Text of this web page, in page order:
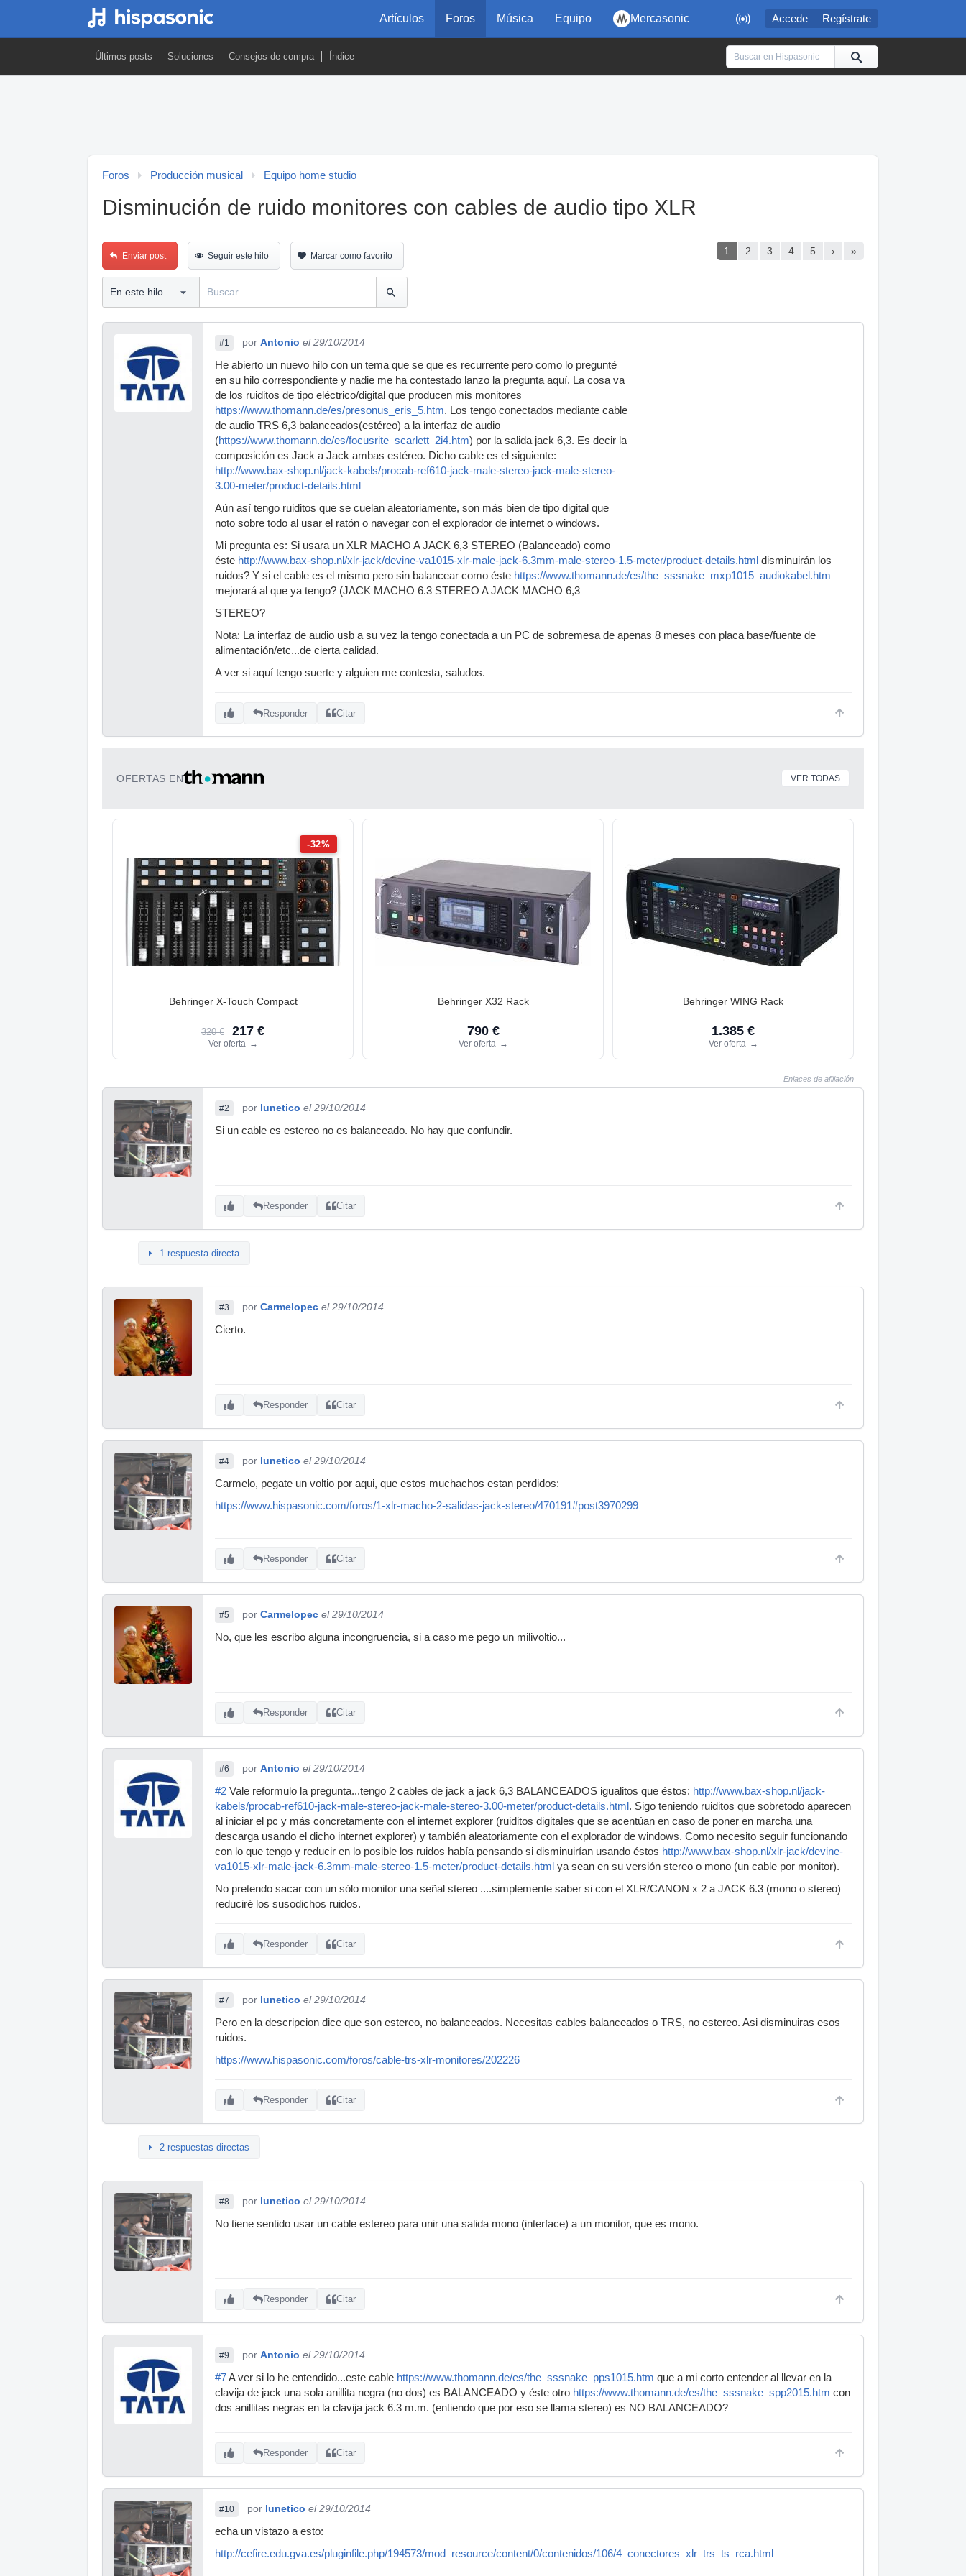
 Accede Regístrate
Artículos Foros Música Equipo Mercasonic
Últimos posts Soluciones Consejos de compra Índice
Foros Producción musical Equipo home studio
Disminución de ruido monitores con cables de audio tipo XLR
1 2 3 4 5 › »
Enviar post Seguir este hilo Marcar como favorito
#1 por Antonio el 29/10/2014
He abierto un nuevo hilo con un tema que se que es recurrente pero como lo pregunté
en su hilo correspondiente y nadie me ha contestado lanzo la pregunta aquí. La cosa va
de los ruiditos de tipo eléctrico/digital que producen mis monitores
https://www.thomann.de/es/presonus_eris_5.htm. Los tengo conectados mediante cable
de audio TRS 6,3 balanceados(estéreo) a la interfaz de audio
(https://www.thomann.de/es/focusrite_scarlett_2i4.htm) por la salida jack 6,3. Es decir la
composición es Jack a Jack ambas estéreo. Dicho cable es el siguiente:
http://www.bax-shop.nl/jack-kabels/procab-ref610-jack-male-stereo-jack-male-stereo-
3.00-meter/product-details.html
Aún así tengo ruiditos que se cuelan aleatoriamente, son más bien de tipo digital que
noto sobre todo al usar el ratón o navegar con el explorador de internet o windows.
Mi pregunta es: Si usara un XLR MACHO A JACK 6,3 STEREO (Balanceado) como
éste http://www.bax-shop.nl/xlr-jack/devine-va1015-xlr-male-jack-6.3mm-male-stereo-1.5-meter/product-details.html disminuirán los
ruidos? Y si el cable es el mismo pero sin balancear como éste https://www.thomann.de/es/the_sssnake_mxp1015_audiokabel.htm
mejorará al que ya tengo? (JACK MACHO 6.3 STEREO A JACK MACHO 6,3
STEREO?
Nota: La interfaz de audio usb a su vez la tengo conectada a un PC de sobremesa de apenas 8 meses con placa base/fuente de
alimentación/etc...de cierta calidad.
A ver si aquí tengo suerte y alguien me contesta, saludos.
Responder Citar
OFERTAS EN VER TODAS
-32%
Behringer X-Touch Compact
320 € 217 €
Ver oferta →
Behringer X32 Rack
790 €
Ver oferta →
Behringer WING Rack
1.385 €
Ver oferta →
Enlaces de afiliación
#2 por lunetico el 29/10/2014
Si un cable es estereo no es balanceado. No hay que confundir.
Responder Citar
1 respuesta directa
#3 por Carmelopec el 29/10/2014
Cierto.
Responder Citar
#4 por lunetico el 29/10/2014
Carmelo, pegate un voltio por aqui, que estos muchachos estan perdidos:
https://www.hispasonic.com/foros/1-xlr-macho-2-salidas-jack-stereo/470191#post3970299
Responder Citar
#5 por Carmelopec el 29/10/2014
No, que les escribo alguna incongruencia, si a caso me pego un milivoltio...
Responder Citar
#6 por Antonio el 29/10/2014
#2 Vale reformulo la pregunta...tengo 2 cables de jack a jack 6,3 BALANCEADOS igualitos que éstos: http://www.bax-shop.nl/jack-
kabels/procab-ref610-jack-male-stereo-jack-male-stereo-3.00-meter/product-details.html . Sigo teniendo ruiditos que sobretodo aparecen
al iniciar el pc y más concretamente con el internet explorer (ruiditos digitales que se acentúan en caso de poner en marcha una
descarga usando el dicho internet explorer) y también aleatoriamente con el explorador de windows. Como necesito seguir funcionando
con lo que tengo y reducir en lo posible los ruidos había pensando si disminuirían usando éstos http://www.bax-shop.nl/xlr-jack/devine-
va1015-xlr-male-jack-6.3mm-male-stereo-1.5-meter/product-details.html ya sean en su versión stereo o mono (un cable por monitor).
No pretendo sacar con un sólo monitor una señal stereo ....simplemente saber si con el XLR/CANON x 2 a JACK 6.3 (mono o stereo)
reduciré los susodichos ruidos.
Responder Citar
#7 por lunetico el 29/10/2014
Pero en la descripcion dice que son estereo, no balanceados. Necesitas cables balanceados o TRS, no estereo. Asi disminuiras esos
ruidos.
https://www.hispasonic.com/foros/cable-trs-xlr-monitores/202226
Responder Citar
2 respuestas directas
#8 por lunetico el 29/10/2014
No tiene sentido usar un cable estereo para unir una salida mono (interface) a un monitor, que es mono.
Responder Citar
#9 por Antonio el 29/10/2014
#7A ver si lo he entendido...este cable https://www.thomann.de/es/the_sssnake_pps1015.htm que a mi corto entender al llevar en la
clavija de jack una sola anillita negra (no dos) es BALANCEADO y éste otro https://www.thomann.de/es/the_sssnake_spp2015.htm con
dos anillitas negras en la clavija jack 6.3 m.m. (entiendo que por eso se llama stereo) es NO BALANCEADO?
Responder Citar
#10 por lunetico el 29/10/2014
echa un vistazo a esto:
http://cefire.edu.gva.es/pluginfile.php/194573/mod_resource/content/0/contenidos/106/4_conectores_xlr_trs_ts_rca.html